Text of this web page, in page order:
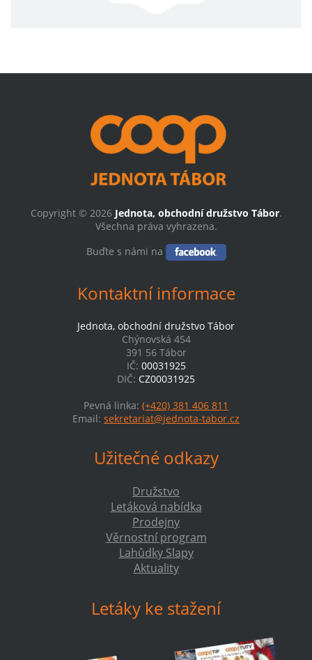
Copyright © 2026 Jednota, obchodní družstvo Tábor.
Všechna práva vyhrazena.
Buďte s námi na
Kontaktní informace
Jednota, obchodní družstvo Tábor
Chýnovská 454
391 56 Tábor
IČ: 00031925
DIČ: CZ00031925
Pevná linka: (+420) 381 406 811
Email: sekretariat@jednota-tabor.cz
Užitečné odkazy
Družstvo
Letáková nabídka
Prodejny
Věrnostní program
Lahůdky Slapy
Aktuality
Letáky ke stažení